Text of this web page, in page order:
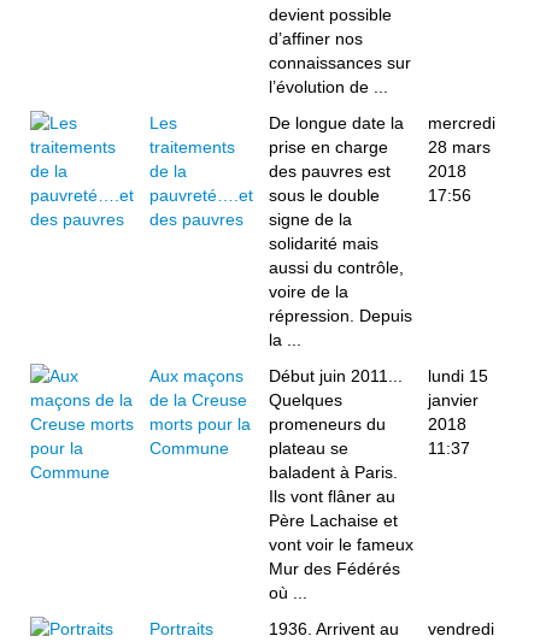
devient possible
d’affiner nos
connaissances sur
l’évolution de ...
Les
traitements
de la
pauvreté….et
des pauvres
De longue date la
prise en charge
des pauvres est
sous le double
signe de la
solidarité mais
aussi du contrôle,
voire de la
répression. Depuis
la ...
mercredi
28 mars
2018
17:56
Aux maçons
de la Creuse
morts pour la
Commune
Début juin 2011...
Quelques
promeneurs du
plateau se
baladent à Paris.
Ils vont flâner au
Père Lachaise et
vont voir le fameux
Mur des Fédérés
où ...
lundi 15
janvier
2018
11:37
Portraits
1936. Arrivent au
vendredi